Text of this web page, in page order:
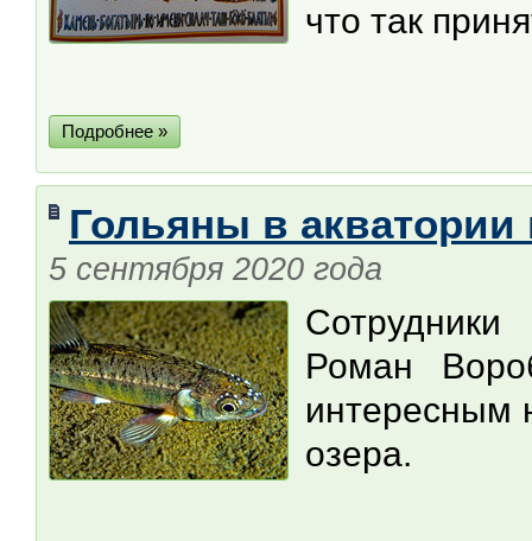
что так
Подробнее »
Гольяны в
5 сентября 2020 года
Роман
интересным
озера.